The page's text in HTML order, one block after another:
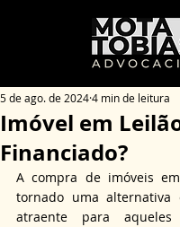
Imóvel em
Financiado?
5 de ago. de 20244 min de leitura
A compra de imóveis
tornado uma alternativa
atraente para